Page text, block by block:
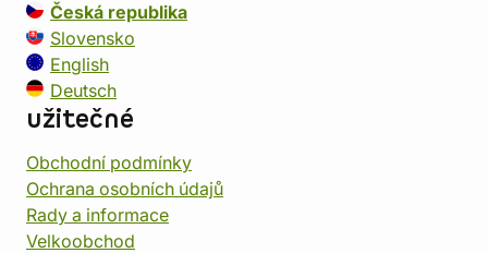
Česká republika
Slovensko
English
Deutsch
užitečné
Obchodní podmínky
Ochrana osobních údajů
Rady a informace
Velkoobchod